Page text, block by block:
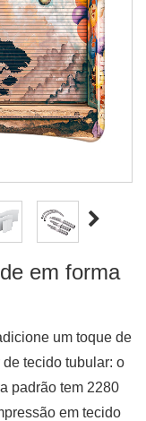
em forma
um toque de
tecido tubular: o
padrão tem 2280
em tecido